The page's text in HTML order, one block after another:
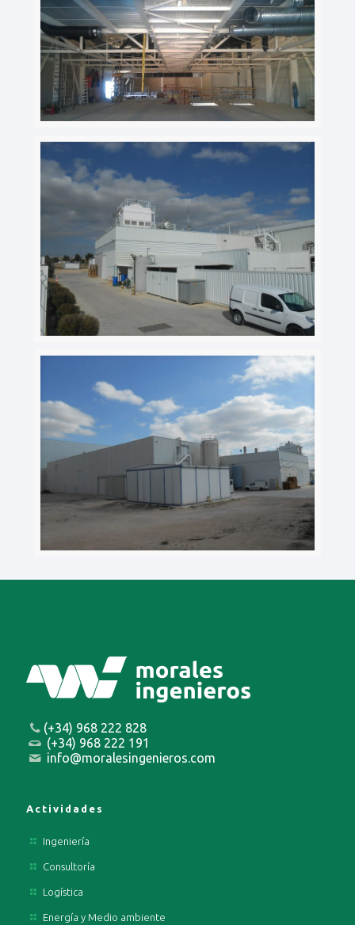
(+34) 968 222 828
(+34) 968 222 191
info@moralesingenieros.com
Actividades
Ingeniería
Consultoría
Logística
Energía y Medio ambiente